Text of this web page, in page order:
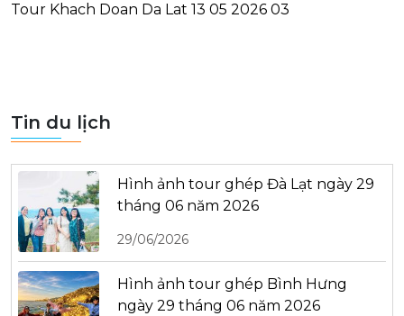
Tour Khach Doan Da Lat 13 05 2026 03
Tin du lịch
Hình ảnh tour ghép Đà Lạt ngày 29
tháng 06 năm 2026
29/06/2026
Hình ảnh tour ghép Bình Hưng
ngày 29 tháng 06 năm 2026